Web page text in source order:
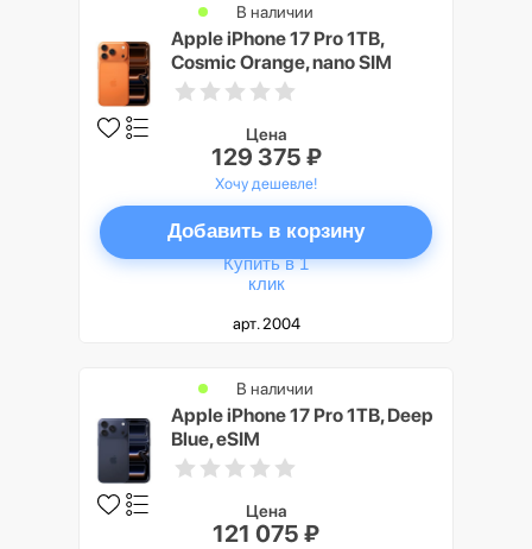
Apple iPhone 17 Pro 1TB,
Cosmic Orange, nano SIM
В наличии
Цена
129 375 ₽
Хочу дешевле!
Добавить в корзину
Купить в 1
клик
арт. 2004
Apple iPhone 17 Pro 1TB, Deep
Blue, eSIM
В наличии
Цена
121 075 ₽